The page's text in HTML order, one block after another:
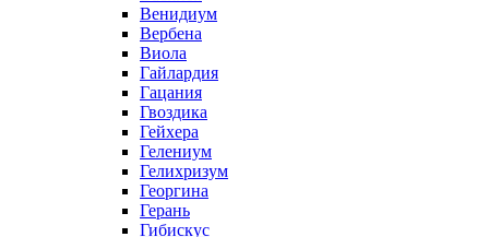
Венидиум
Вербена
Виола
Гайлардия
Гацания
Гвоздика
Гейхера
Гелениум
Гелихризум
Георгина
Герань
Гибискус